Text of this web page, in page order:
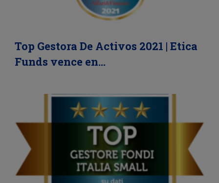
Top Gestora De Activos 2021 | Etica
Funds vence en…